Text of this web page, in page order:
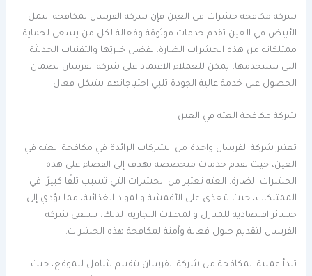
شركة مكافحة حشرات في العين فإن شركة الفرسان لمكافحة النمل
الأبيض في العين تقدم خدمات موثوقة وفعالة لكل من يسعى لحماية
ممتلكاته من هذه الحشرات الضارة. بفضل خبرتها والتقنيات الحديثة
التي تستخدمها، يمكن للعملاء الاعتماد على شركة الفرسان لضمان
الحصول على خدمة عالية الجودة تلبي احتياجاتهم بشكل فعال.
شركة مكافحة العته في العين
تعتبر شركة الفرسان واحدة من الشركات الرائدة في مكافحة العته في
العين، حيث تقدم خدمات متخصصة تهدف إلى القضاء على هذه
الحشرات الضارة. العته تعتبر من الحشرات التي تسبب تلفًا كبيرًا في
الممتلكات، حيث تتغذى على الأقمشة والمواد الغذائية، مما يؤدي إلى
خسائر اقتصادية للمنازل والمحلات التجارية. لذلك، تسعى شركة
الفرسان لتقديم حلول فعالة وآمنة لمكافحة هذه الحشرات.
تبدأ عملية المكافحة من شركة الفرسان بتقييم شامل للموقع، حيث